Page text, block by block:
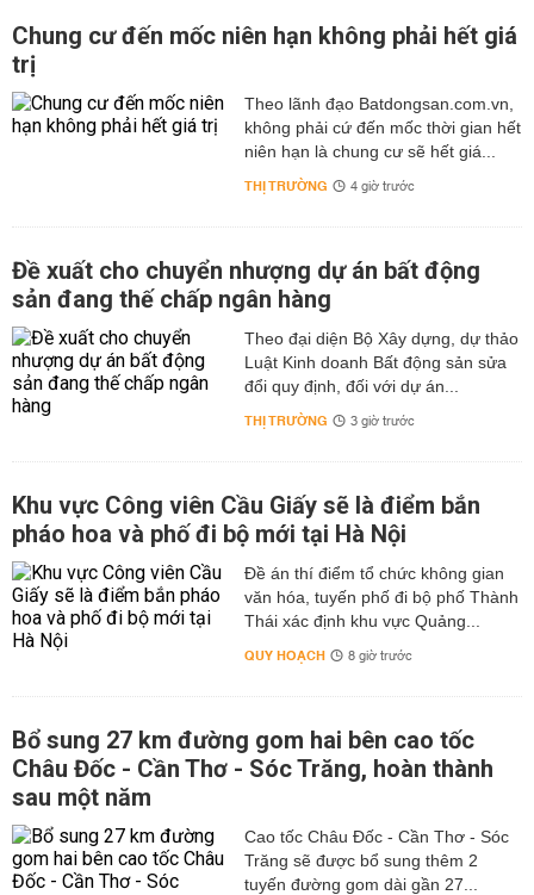
Chung cư đến mốc niên hạn không phải hết giá
trị
Theo lãnh đạo Batdongsan.com.vn,
không phải cứ đến mốc thời gian hết
niên hạn là chung cư sẽ hết giá...
THỊ TRƯỜNG 4 giờ trước
Đề xuất cho chuyển nhượng dự án bất động
sản đang thế chấp ngân hàng
Theo đại diện Bộ Xây dựng, dự thảo
Luật Kinh doanh Bất động sản sửa
đổi quy định, đối với dự án...
THỊ TRƯỜNG 3 giờ trước
Khu vực Công viên Cầu Giấy sẽ là điểm bắn
pháo hoa và phố đi bộ mới tại Hà Nội
Đề án thí điểm tổ chức không gian
văn hóa, tuyến phố đi bộ phố Thành
Thái xác định khu vực Quảng...
QUY HOẠCH 8 giờ trước
Bổ sung 27 km đường gom hai bên cao tốc
Châu Đốc - Cần Thơ - Sóc Trăng, hoàn thành
sau một năm
Cao tốc Châu Đốc - Cần Thơ - Sóc
Trăng sẽ được bổ sung thêm 2
tuyến đường gom dài gần 27...